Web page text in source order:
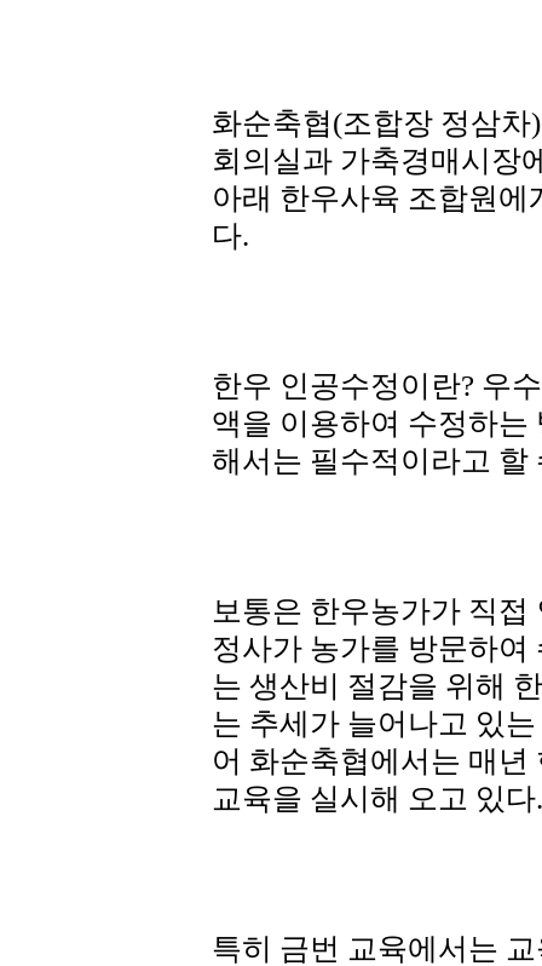
화순축협(조합장 정삼
회의실과 가축경매시장
아래 한우사육 조합원
다.
한우 인공수정이란? 우
액을 이용하여 수정하는
해서는 필수적이라고 할
보통은 한우농가가 직
정사가 농가를 방문하
는 생산비 절감을 위해
는 추세가 늘어나고 있
어 화순축협에서는 매
교육을 실시해 오고 있다.
특히 금번 교육에서는